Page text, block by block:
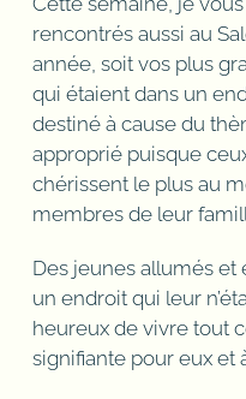
rencontrés aussi au
année, soit vos plus
qui étaient dans un
destiné à cause du
approprié puisque
chérissent le plus au
membres de leur
Des jeunes allumés
un endroit qui leur
heureux de vivre tout
signifiante pour eux et